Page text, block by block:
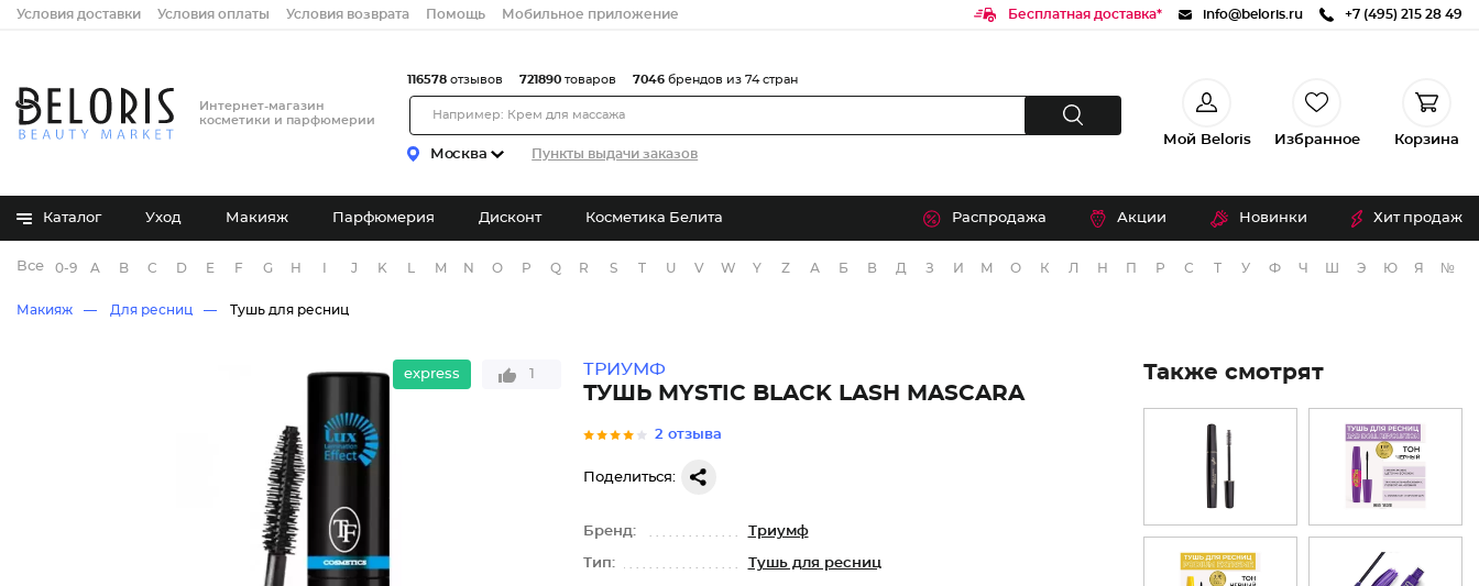
Условия доставки Условия оплаты Условия возврата Помощь Мобильное приложение Бесплатная доставка* info@beloris.ru +7 (495) 215 28 49
Интернет-магазин
косметики и парфюмерии
Москва Пункты выдачи заказов
116578 отзывов 721890 товаров 7046 брендов из 74 стран
Мой Beloris Избранное Корзина
Каталог Уход Макияж Парфюмерия Дисконт Косметика Белита Распродажа Акции Новинки Хит продаж
Все бренды
0-9 A B C D E F G H J K M N O P Q R S T U V W Y Z А Б В Д З И М О К Л Н П Р С Т У Ф Ч Э Ю Я №
Макияж Для ресниц Тушь для ресниц
express 1 ТРИУМФ
ТУШЬ MYSTIC BLACK LASH MASCARA
2 отзыва
Поделиться:
Бренд: Триумф
Тип: Тушь для ресниц
Также смотрят